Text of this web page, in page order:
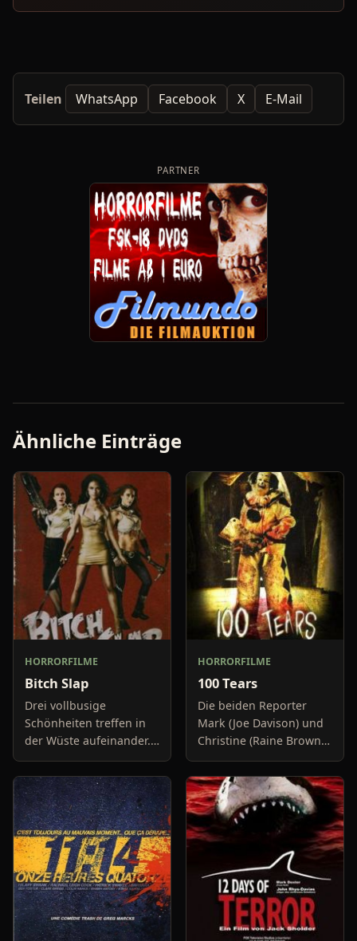
Teilen WhatsApp Facebook X E-Mail
PARTNER
Ähnliche Einträge
HORRORFILME
Bitch Slap
Drei vollbusige
Schönheiten treffen in
der Wüste aufeinander.
Sie sollen einen Job
erledigen. Denn
irgendwo in der Einöde
liegen Diamanten, im
Wert von 200.
HORRORFILME
100 Tears
Die beiden Reporter
Mark (Joe Davison) und
Christine (Raine Brown)
haben keine Lust mehr
auf belanglose
Boulevard-Meldungen
und befassen sich
neuerdings mit Se